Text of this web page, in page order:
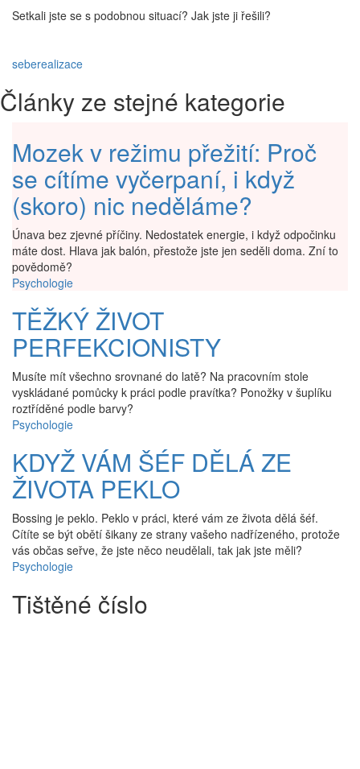
Setkali jste se s podobnou situací? Jak jste ji řešili?
seberealizace
Články ze stejné kategorie
Mozek v režimu přežití: Proč
se cítíme vyčerpaní, i když
(skoro) nic neděláme?
Únava bez zjevné příčiny. Nedostatek energie, i když odpočinku
máte dost. Hlava jak balón, přestože jste jen seděli doma. Zní to
povědomě?
Psychologie
TĚŽKÝ ŽIVOT
PERFEKCIONISTY
Musíte mít všechno srovnané do latě? Na pracovním stole
vyskládané pomůcky k práci podle pravítka? Ponožky v šuplíku
roztříděné podle barvy?
Psychologie
KDYŽ VÁM ŠÉF DĚLÁ ZE
ŽIVOTA PEKLO
Bossing je peklo. Peklo v práci, které vám ze života dělá šéf.
Cítíte se být obětí šikany ze strany vašeho nadřízeného, protože
vás občas seřve, že jste něco neudělali, tak jak jste měli?
Psychologie
Tištěné číslo